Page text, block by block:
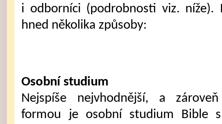
i odborníci (podrobnosti viz.
hned několika způsoby:
Osobní studium
Nejspíše nejvhodnější, a
formou je osobní studium Bible s